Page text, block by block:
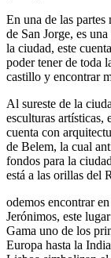
En una de las partes
de San Jorge, es
la ciudad, este
poder tener de toda
castillo y encontrar
Al sureste de la
esculturas artísticas,
cuenta con
de Belem, la cual
fondos para la
está a las orillas del
odemos encontrar
Jerónimos, este
Gama uno de los
Europa hasta la